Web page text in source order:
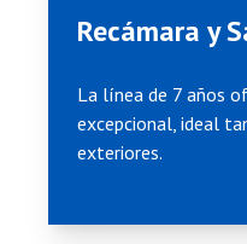
Recámara y
La línea de 7 años
excepcional, ideal
exteriores.